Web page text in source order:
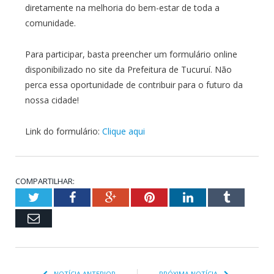
diretamente na melhoria do bem-estar de toda a
comunidade.
Para participar, basta preencher um formulário online
disponibilizado no site da Prefeitura de Tucuruí. Não
perca essa oportunidade de contribuir para o futuro da
nossa cidade!
Link do formulário: Clique aqui
COMPARTILHAR:
TwitterFacebookGoogle+PinterestLinkedInTumblr
Email